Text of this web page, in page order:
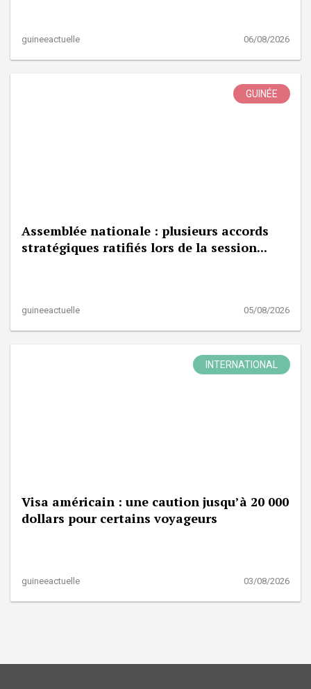
guineeactuelle 06/08/2026
GUINÉE
Assemblée nationale : plusieurs accords
stratégiques ratifiés lors de la session...
guineeactuelle 05/08/2026
INTERNATIONAL
Visa américain : une caution jusqu’à 20 000
dollars pour certains voyageurs
guineeactuelle 03/08/2026